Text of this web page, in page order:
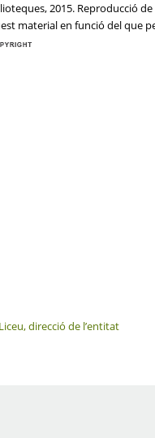
2015. Reproducció
material en funció del que
direcció de l’entitat